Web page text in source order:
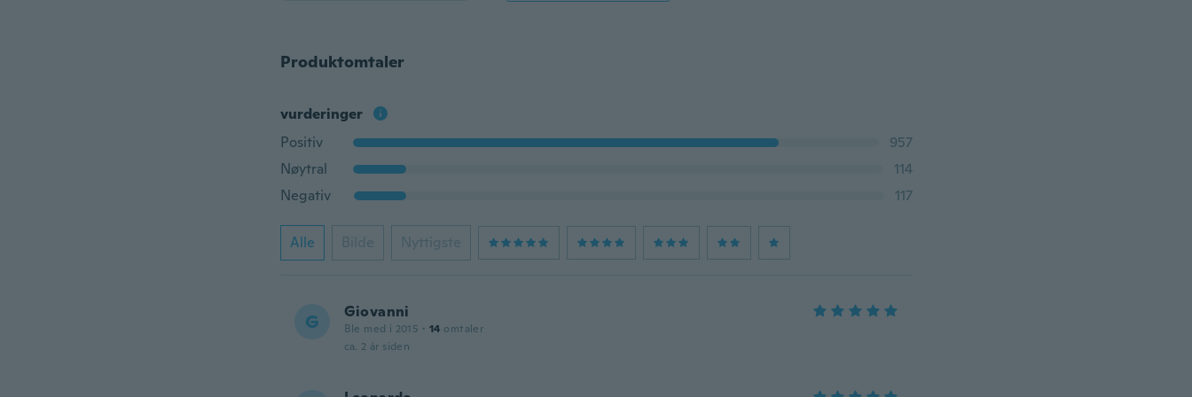
Produktomtaler
vurderinger
Positiv
957
Nøytral
114
Negativ
117
Alle Bilde Nyttigste
G Giovanni
Ble med i 2015 · 14 omtaler
ca. 2 år siden